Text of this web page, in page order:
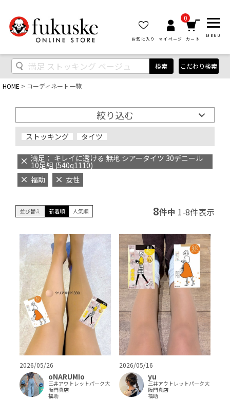
お気に入り マイページ
0
カート
MENU
検索 こだわり検索
HOME コーディネート一覧
絞り込む
ストッキング タイツ
満足： キレイに透ける 無地 シアータイツ 30デニール
10足組 (540q1110)
福助
女性
並び替え 新着順 人気順 8件中 1-8件表示
2026/05/26
oNARUMIo
三井アウトレットパーク大
阪門真店
福助
2026/05/16
yu
三井アウトレットパーク大
阪門真店
福助